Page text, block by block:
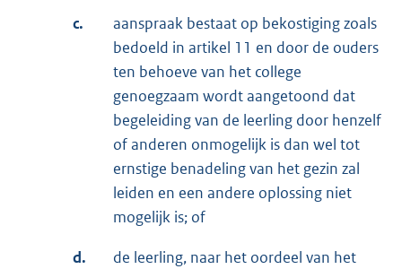
c.
aanspraak bestaat op bekostiging zoals
bedoeld in artikel 11 en door de ouders
ten behoeve van het college
genoegzaam wordt aangetoond dat
begeleiding van de leerling door henzelf
of anderen onmogelijk is dan wel tot
ernstige benadeling van het gezin zal
leiden en een andere oplossing niet
mogelijk is; of
d.
de leerling, naar het oordeel van het